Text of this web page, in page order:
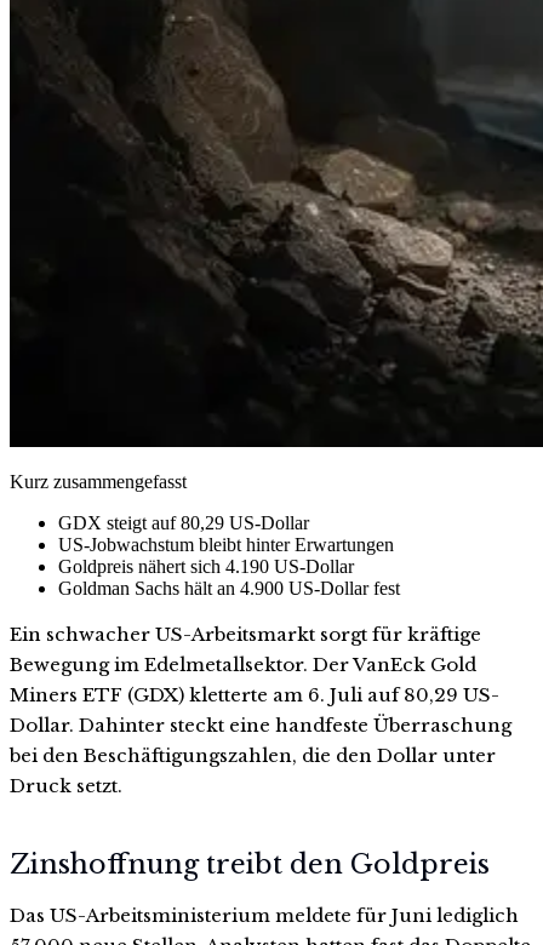
Kurz zusammengefasst
GDX steigt auf 80,29 US-Dollar
US-Jobwachstum bleibt hinter Erwartungen
Goldpreis nähert sich 4.190 US-Dollar
Goldman Sachs hält an 4.900 US-Dollar fest
Ein schwacher US-Arbeitsmarkt sorgt für kräftige
Bewegung im Edelmetallsektor. Der VanEck Gold
Miners ETF (GDX) kletterte am 6. Juli auf 80,29 US-
Dollar. Dahinter steckt eine handfeste Überraschung
bei den Beschäftigungszahlen, die den Dollar unter
Druck setzt.
Zinshoffnung treibt den Goldpreis
Das US-Arbeitsministerium meldete für Juni lediglich